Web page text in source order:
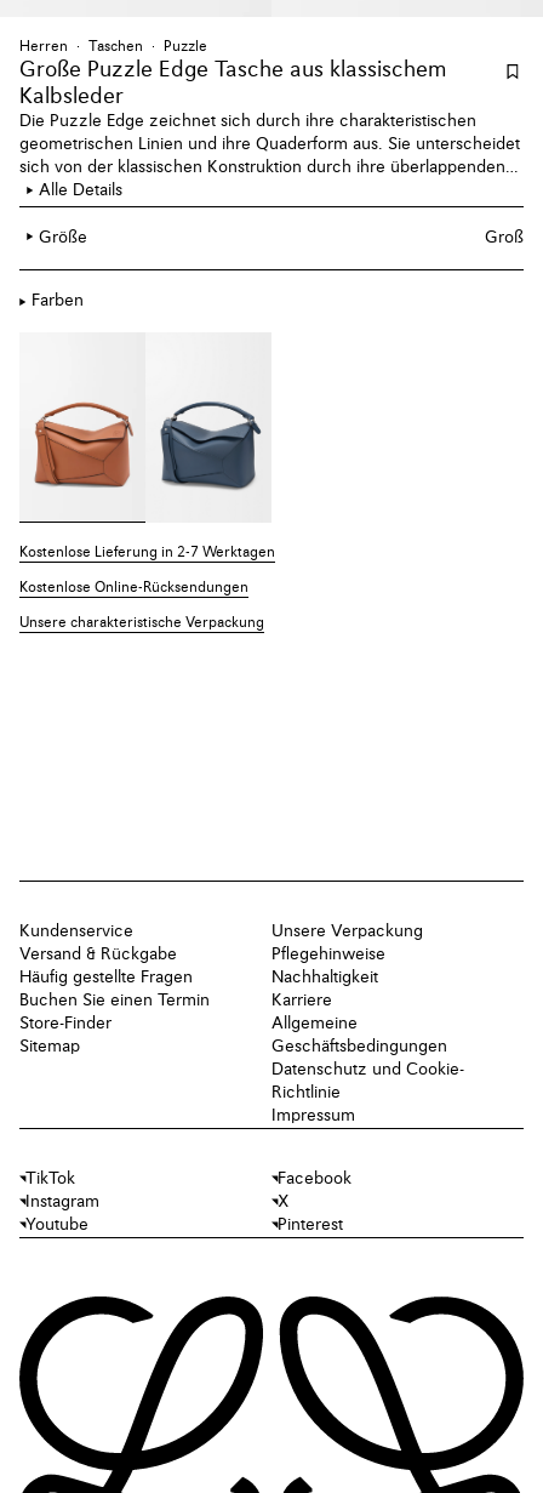
Herren Taschen Puzzle
Große Puzzle Edge Tasche aus klassischem
Kalbsleder
Die Puzzle Edge zeichnet sich durch ihre charakteristischen
geometrischen Linien und ihre Quaderform aus. Sie unterscheidet
sich von der klassischen Konstruktion durch ihre überlappenden
Teile mit einfachen Nahtlinien. Diese große Version ist aus
klassischem Kalbsleder gefertigt.
Alle Details
Größe Groß
Farben
Kostenlose Lieferung in 2-7 Werktagen
Kostenlose Online-Rücksendungen
Unsere charakteristische Verpackung
Kundenservice
Versand & Rückgabe
Häufig gestellte Fragen
Buchen Sie einen Termin
Store-Finder
Sitemap
Unsere Verpackung
Pflegehinweise
Nachhaltigkeit
Karriere
Allgemeine
Geschäftsbedingungen
Datenschutz und Cookie-
Richtlinie
Impressum
TikTok
Facebook
Instagram
X
Youtube
Pinterest